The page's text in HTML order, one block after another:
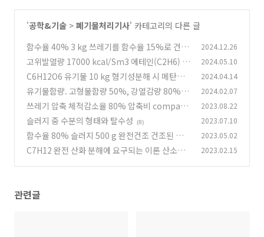
'공학&기술 > 폐기물처리기사' 카테고리의 다른 글
함수율 40% 3 kg 쓰레기를 함수율 15%로 건조
쓰레기의 무게(kg)
(3)
2024.12.26
고위발열량 17000 kcal/Sm3 에테인(C2H6) 이
론연소온도(℃)
(3)
2024.05.10
C6H12O6 유기물 10 kg 혐기성분해 시 메탄의
발생량
(0)
2024.04.14
유기물함량. 고형물함량 50%, 강열감량 80%
(0)
2024.02.07
쓰레기 압축 체적감소율 80% 압축비 compacti
on ratio (3)
2023.08.22
슬러지 중 수분의 형태와 탈수성 (8) 2023.07.10
함수율 80% 슬러지 500 g 완전건조 건조된 슬
러지 중량(g)
(1)
2023.05.02
C7H12 완전 산화 분해에 요구되는 이론 산소량 2023.02.15
관련글